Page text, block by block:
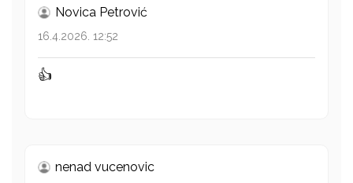
Novica Petrović
16.4.2026. 12:52
👍
nenad vucenovic